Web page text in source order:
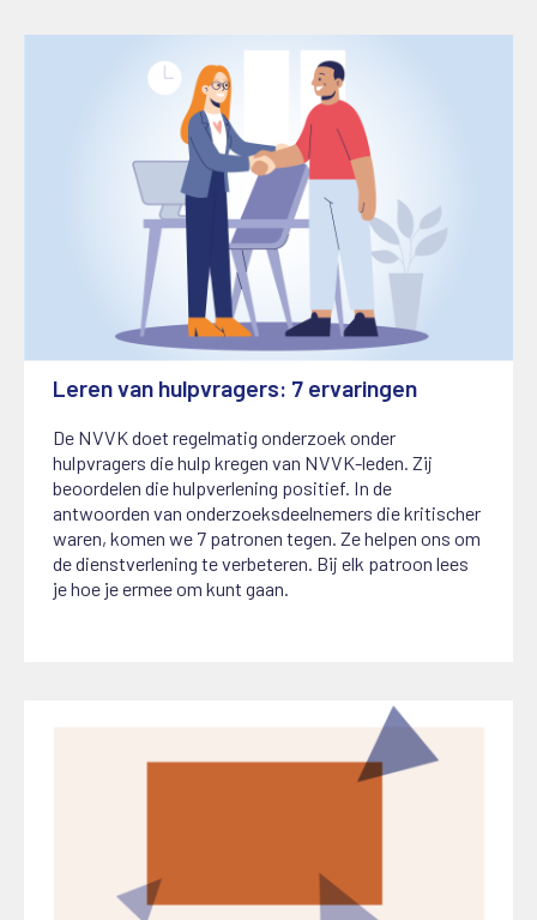
Leren van hulpvragers: 7 ervaringen
4 maart 2026
De NVVK doet regelmatig onderzoek onder
hulpvragers die hulp kregen van NVVK-leden. Zij
beoordelen die hulpverlening positief. In de
antwoorden van onderzoeksdeelnemers die kritischer
waren, komen we 7 patronen tegen. Ze helpen ons om
de dienstverlening te verbeteren. Bij elk patroon lees
je hoe je ermee om kunt gaan.